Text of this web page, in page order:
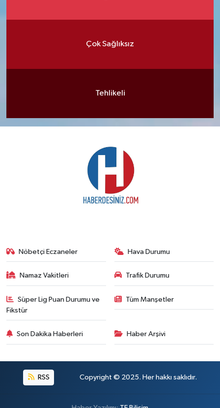
Çok Sağlıksız
Tehlikeli
Nöbetçi Eczaneler Hava Durumu
Namaz Vakitleri Trafik Durumu
Süper Lig Puan Durumu ve
Fikstür
Tüm Manşetler
Son Dakika Haberleri Haber Arşivi
RSS Copyright © 2025. Her hakkı saklıdır.